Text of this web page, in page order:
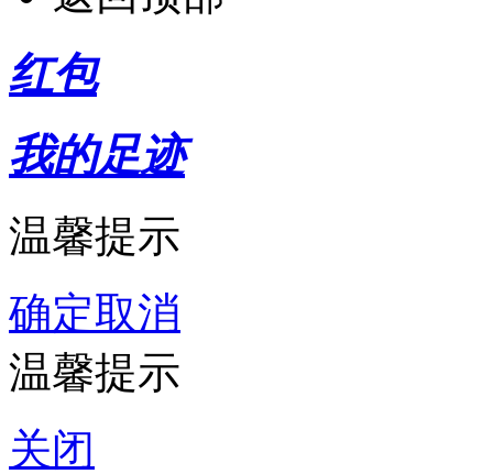
红包
我的足迹
温馨提示
确定取消
温馨提示
关闭